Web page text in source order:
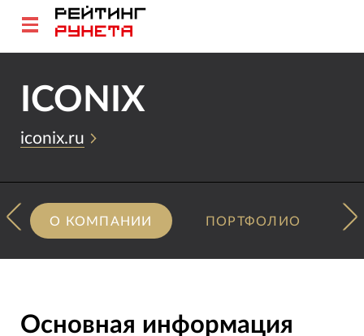
ICONIX
iconix.ru
О КОМПАНИИ ПОРТФОЛИО
Основная информация